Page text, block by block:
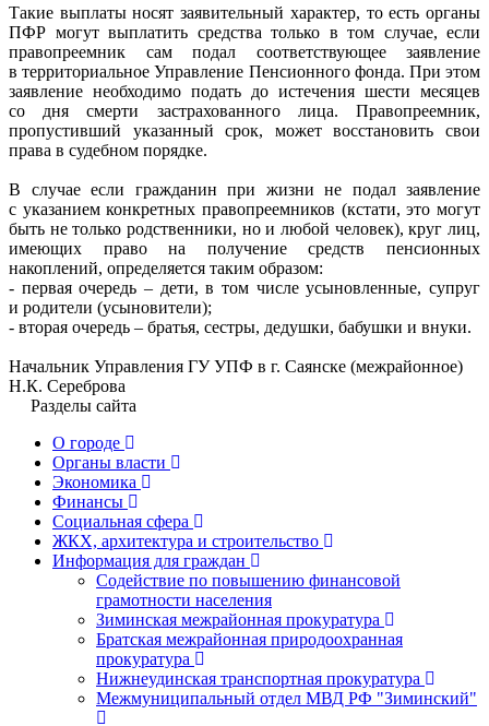
Такие выплаты носят заявительный характер, то есть органы
ПФР могут выплатить средства только в том случае, если
правопреемник сам подал соответствующее заявление
в территориальное Управление Пенсионного фонда. При этом
заявление необходимо подать до истечения шести месяцев
со дня смерти застрахованного лица. Правопреемник,
пропустивший указанный срок, может восстановить свои
права в судебном порядке.
В случае если гражданин при жизни не подал заявление
с указанием конкретных правопреемников (кстати, это могут
быть не только родственники, но и любой человек), круг лиц,
имеющих право на получение средств пенсионных
накоплений, определяется таким образом:
- первая очередь – дети, в том числе усыновленные, супруг
и родители (усыновители);
- вторая очередь – братья, сестры, дедушки, бабушки и внуки.
Начальник Управления ГУ УПФ в г. Саянске (межрайонное)
Н.К. Сереброва
Разделы сайта
О городе
Органы власти
Экономика
Финансы
Социальная сфера
ЖКХ, архитектура и строительство
Информация для граждан
Содействие по повышению финансовой
грамотности населения
Зиминская межрайонная прокуратура
Братская межрайонная природоохранная
прокуратура
Нижнеудинская транспортная прокуратура
Межмуниципальный отдел МВД РФ "Зиминский"